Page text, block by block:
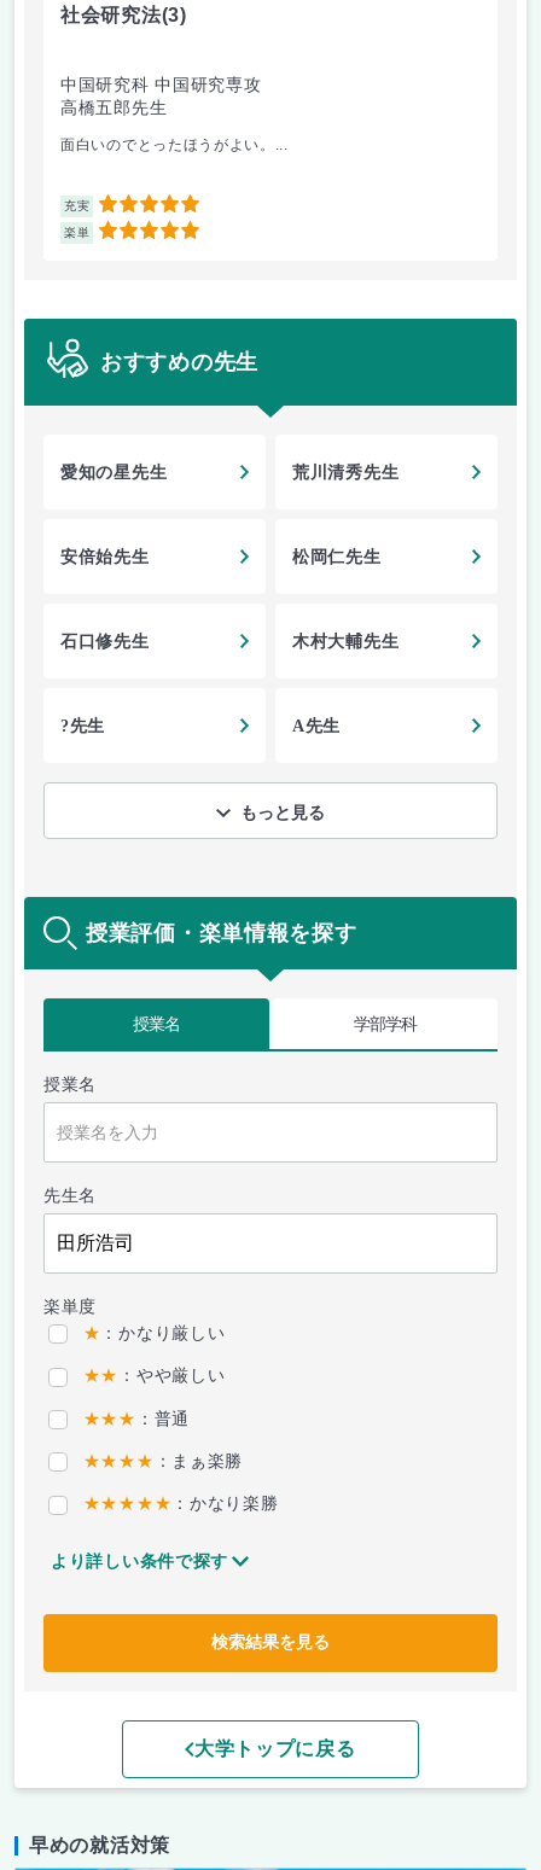
社会研究法(3)
中国研究科 中国研究専攻
高橋五郎先生
面白いのでとったほうがよい。...
充実 5
楽単 5
おすすめの先生
愛知の星先生 荒川清秀先生
安倍始先生 松岡仁先生
石口修先生 木村大輔先生
?先生 A先生
もっと見る
授業評価・楽単情報を探す
授業名 学部学科
授業名
先生名
楽単度
★ ：かなり厳しい
★★ ：やや厳しい
★★★ ：普通
★★★★ ：まぁ楽勝
★★★★★ ：かなり楽勝
より詳しい条件で探す
検索結果を見る
大学トップに戻る
早めの就活対策